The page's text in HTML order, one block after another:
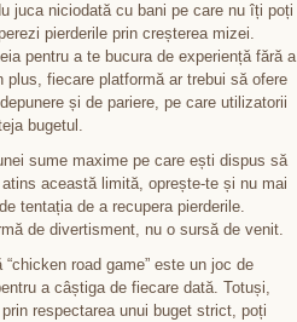
juca niciodată cu bani pe care nu îți poți
pierderile prin creșterea mizei.
pentru a te bucura de experiență fără a
fiecare platformă ar trebui să ofere
și de pariere, pe care utilizatorii
bugetul.
sume maxime pe care ești dispus să
această limită, oprește-te și nu mai
tentația de a recupera pierderile.
de divertisment, nu o sursă de venit.
road game” este un joc de
a câștiga de fiecare dată. Totuși,
respectarea unui buget strict, poți